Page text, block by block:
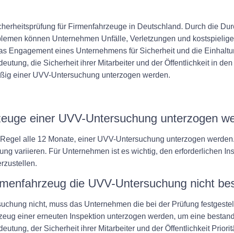
für Firmenfahrzeuge in Deutschland. Durch die
können Unternehmen Unfälle, Verletzungen und
Engagement eines Unternehmens für Sicherheit und die
die Sicherheit ihrer Mitarbeiter und der Öffentlichkeit in
einer UVV-Untersuchung unterzogen werden.
einer UVV-Untersuchung unterzogen
alle 12 Monate, einer UVV-Untersuchung unterzogen
variieren. Für Unternehmen ist es wichtig, den erforderlichen
die UVV-Untersuchung nicht
nicht, muss das Unternehmen die bei der Prüfung
einer erneuten Inspektion unterzogen werden, um eine
der Sicherheit ihrer Mitarbeiter und der Öffentlichkeit